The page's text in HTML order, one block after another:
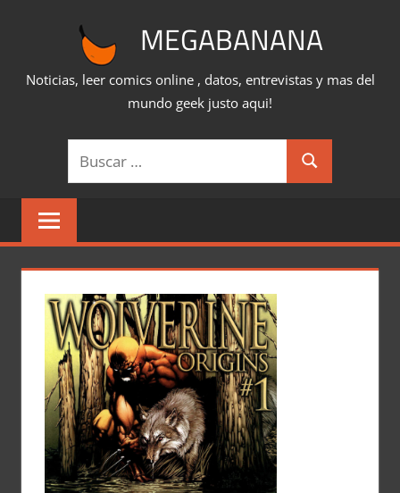
MEGABANANA
Noticias, leer comics online , datos, entrevistas y mas del
mundo geek justo aqui!
Buscar:
Buscar